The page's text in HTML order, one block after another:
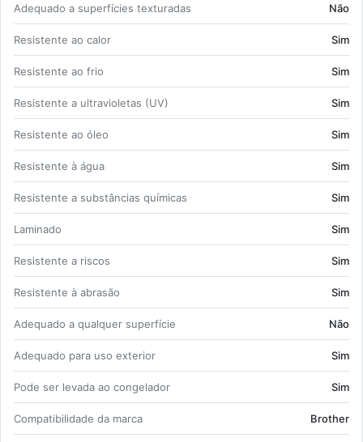
Ade­quado a su­per­fí­cies tex­tu­radas Não
Re­sis­tente ao calor Sim
Re­sis­tente ao frio Sim
Re­sis­tente a ul­tra­vi­o­letas (UV) Sim
Re­sis­tente ao óleo Sim
Re­sis­tente à água Sim
Re­sis­tente a subs­tân­cias quí­micas Sim
La­mi­nado Sim
Re­sis­tente a riscos Sim
Re­sis­tente à abrasão Sim
Ade­quado a qual­quer su­per­fície Não
Ade­quado para uso ex­te­rior Sim
Pode ser le­vada ao con­ge­lador Sim
Com­pa­ti­bi­li­dade da marca Brother